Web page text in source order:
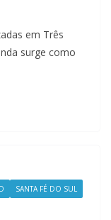
em Três
surge como
SANTA FÉ DO SUL